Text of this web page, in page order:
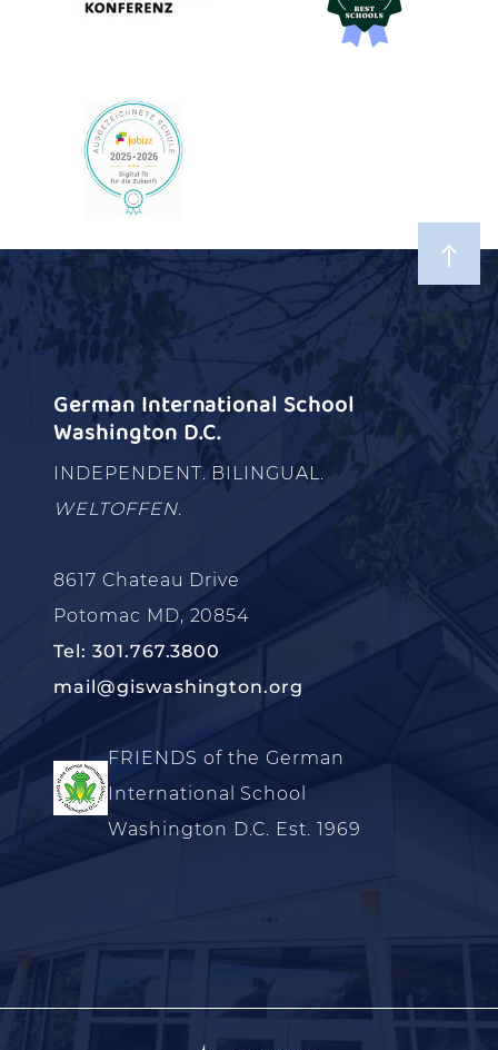
German International School
Washington D.C.
INDEPENDENT. BILINGUAL.
WELTOFFEN.
8617 Chateau Drive
Potomac MD, 20854
Tel: 301.767.3800
mail@giswashington.org
FRIENDS of the German
International School
Washington D.C. Est. 1969